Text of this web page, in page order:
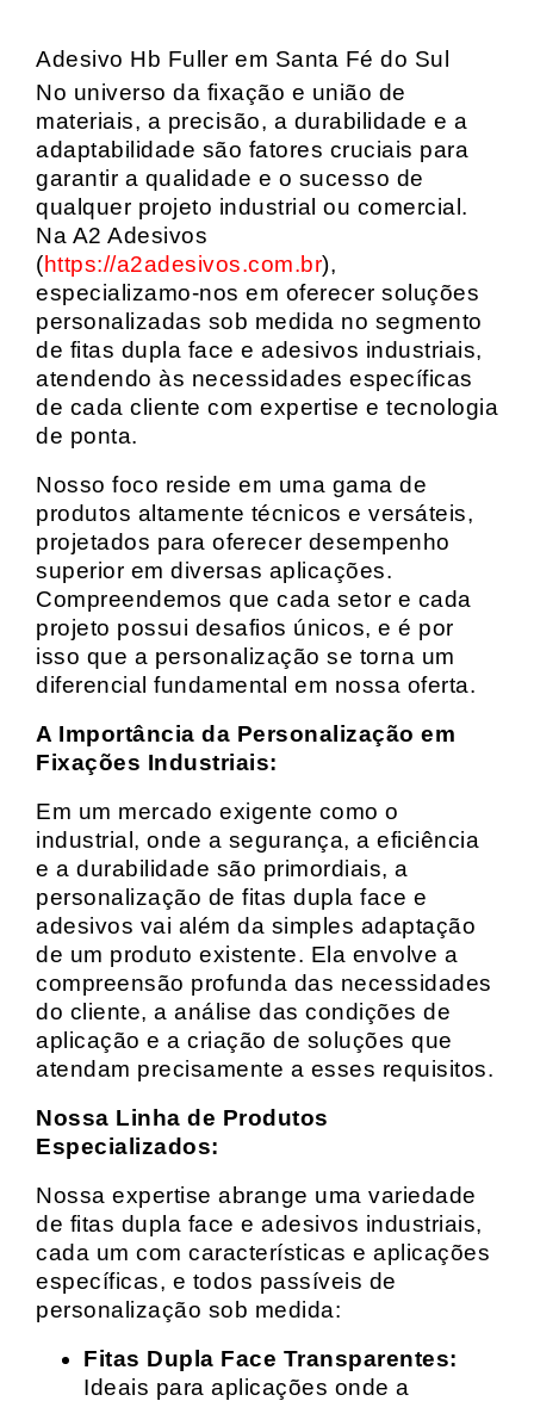
Adesivo Hb Fuller em Santa Fé do Sul
No universo da fixação e união de
materiais, a precisão, a durabilidade e a
adaptabilidade são fatores cruciais para
garantir a qualidade e o sucesso de
qualquer projeto industrial ou comercial.
Na A2 Adesivos
(https://a2adesivos.com.br),
especializamo-nos em oferecer soluções
personalizadas sob medida no segmento
de fitas dupla face e adesivos industriais,
atendendo às necessidades específicas
de cada cliente com expertise e tecnologia
de ponta.
Nosso foco reside em uma gama de
produtos altamente técnicos e versáteis,
projetados para oferecer desempenho
superior em diversas aplicações.
Compreendemos que cada setor e cada
projeto possui desafios únicos, e é por
isso que a personalização se torna um
diferencial fundamental em nossa oferta.
A Importância da Personalização em
Fixações Industriais:
Em um mercado exigente como o
industrial, onde a segurança, a eficiência
e a durabilidade são primordiais, a
personalização de fitas dupla face e
adesivos vai além da simples adaptação
de um produto existente. Ela envolve a
compreensão profunda das necessidades
do cliente, a análise das condições de
aplicação e a criação de soluções que
atendam precisamente a esses requisitos.
Nossa Linha de Produtos
Especializados:
Nossa expertise abrange uma variedade
de fitas dupla face e adesivos industriais,
cada um com características e aplicações
específicas, e todos passíveis de
personalização sob medida:
Fitas Dupla Face Transparentes:
Ideais para aplicações onde a